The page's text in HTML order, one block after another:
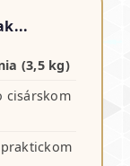
(3,5 kg)
cisárskom